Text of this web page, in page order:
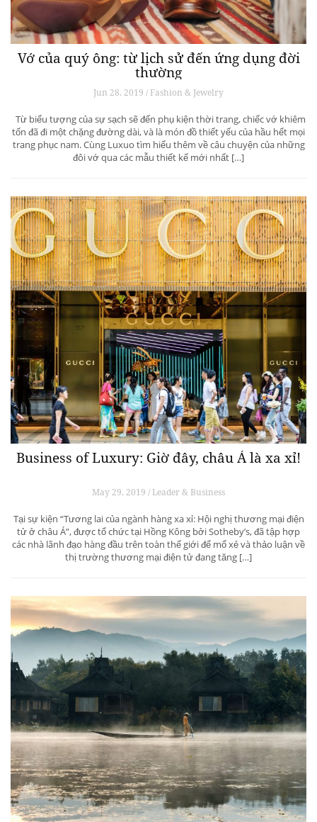
Vớ của quý ông: từ lịch sử đến ứng dụng đời
thường
Jun 28, 2019 / Fashion & Jewelry
Từ biểu tượng của sự sạch sẽ đến phụ kiện thời trang, chiếc vớ khiêm
tốn đã đi một chặng đường dài, và là món đồ thiết yếu của hầu hết mọi
trang phục nam. Cùng Luxuo tìm hiểu thêm về câu chuyện của những
đôi vớ qua các mẫu thiết kế mới nhất […]
Business of Luxury: Giờ đây, châu Á là xa xỉ!
May 29, 2019 / Leader & Business
Tại sự kiện “Tương lai của ngành hàng xa xỉ: Hội nghị thương mại điện
tử ở châu Á”, được tổ chức tại Hồng Kông bởi Sotheby’s, đã tập hợp
các nhà lãnh đạo hàng đầu trên toàn thế giới để mổ xẻ và thảo luận về
thị trường thương mại điện tử đang tăng […]